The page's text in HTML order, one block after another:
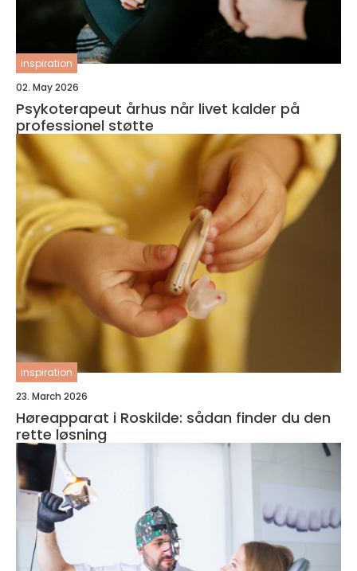
inspiration
02. May 2026
Psykoterapeut århus når livet kalder på
professionel støtte
inspiration
23. March 2026
Høreapparat i Roskilde: sådan finder du den
rette løsning